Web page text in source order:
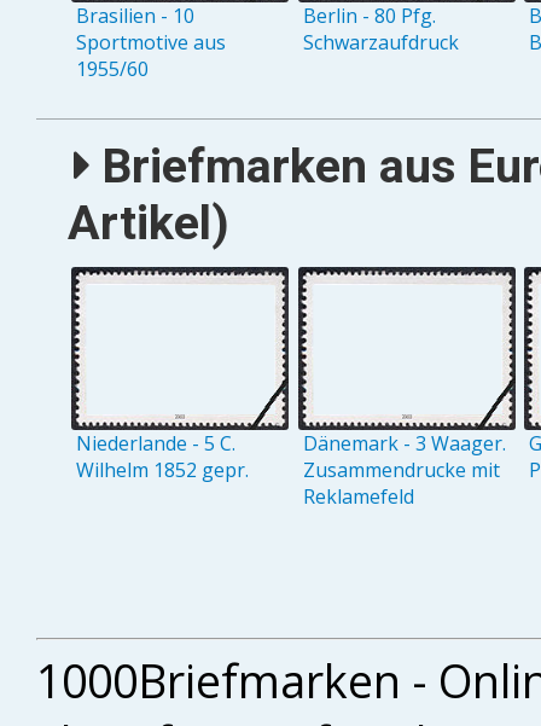
Brasilien - 10
Sportmotive aus
1955/60
Berlin - 80 Pfg.
Schwarzaufdruck
Briefmarken aus
Artikel)
Niederlande - 5 C.
Wilhelm 1852 gepr.
Dänemark - 3 Waager.
Zusammendrucke mit
Reklamefeld
1000Briefmarken -